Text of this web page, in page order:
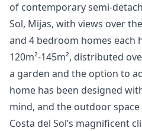
of contemporary semi-
Sol, Mijas, with views over
and 4 bedroom homes each
120m²-145m², distributed
a garden and the option to
home has been designed
mind, and the outdoor
Costa del Sol’s magnificent